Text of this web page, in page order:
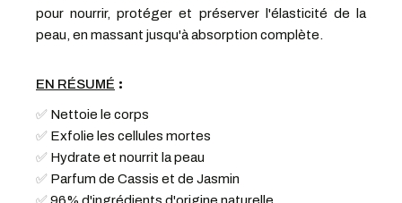
pour nourrir, protéger et préserver l'élasticité de la
peau, en massant jusqu'à absorption complète.
EN RÉSUMÉ :
✅ Nettoie le corps
✅ Exfolie les cellules mortes
✅ Hydrate et nourrit la peau
✅ Parfum de Cassis et de Jasmin
✅ 96% d'ingrédients d'origine naturelle